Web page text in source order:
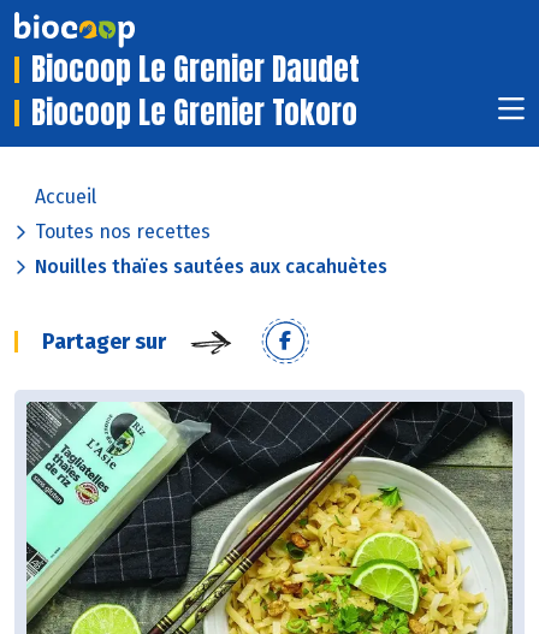
Biocoop Le Grenier Daudet
Biocoop Le Grenier Tokoro
Accueil
Toutes nos recettes
Nouilles thaïes sautées aux cacahuètes
Partager sur